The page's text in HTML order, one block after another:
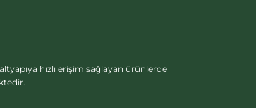
hızlı erişim sağlayan ürünlerde